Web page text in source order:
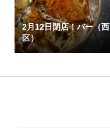
2月12日閉店！バー（西
区）